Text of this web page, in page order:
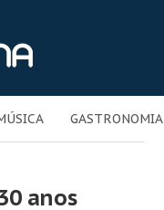
GASTRONOMIA
anos